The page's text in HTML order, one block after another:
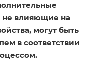
не влияющие на
могут быть
в соответствии